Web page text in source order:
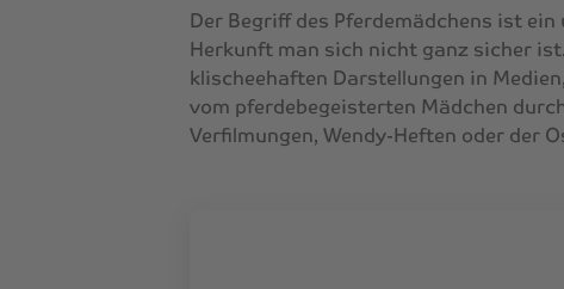
Der Begriff des Pferdemädchens ist
Herkunft man sich nicht ganz sicher
klischeehaften Darstellungen in
vom pferdebegeisterten Mädchen
Verfilmungen, Wendy-Heften oder der